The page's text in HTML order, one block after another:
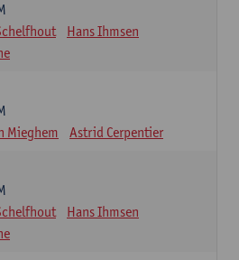
Hans Ihmsen
Mieghem Astrid Cerpentier
Hans Ihmsen